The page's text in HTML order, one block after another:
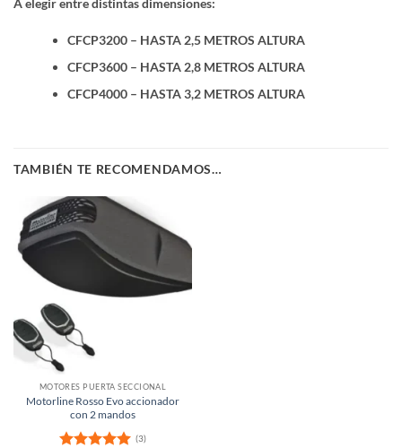
A elegir entre distintas dimensiones:
CFCP3200 – HASTA 2,5 METROS ALTURA
CFCP3600 – HASTA 2,8 METROS ALTURA
CFCP4000 – HASTA 3,2 METROS ALTURA
TAMBIÉN TE RECOMENDAMOS…
MOTORES PUERTA SECCIONAL
Motorline Rosso Evo accionador
con 2 mandos
(3)